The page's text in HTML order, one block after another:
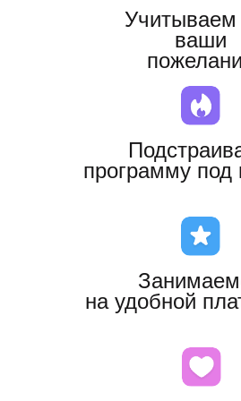
ЧАСТО ЗАДАВАЕМЫЕ